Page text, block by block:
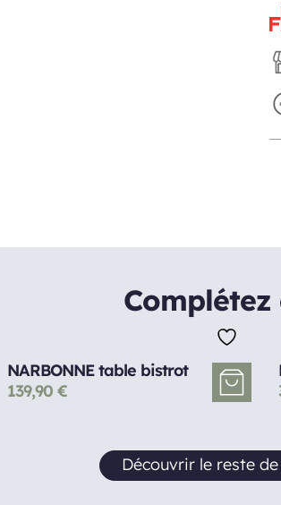
Complétez
NARBONNE table bistrot
139,90 €
Découvrir le reste